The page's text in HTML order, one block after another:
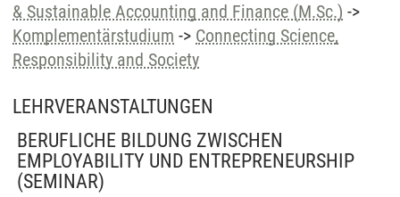
& Sustainable Accounting and Finance (M.Sc.) ->
Komplementärstudium -> Connecting Science,
Responsibility and Society
LEHRVERANSTALTUNGEN
BERUFLICHE BILDUNG ZWISCHEN
EMPLOYABILITY UND ENTREPRENEURSHIP
(SEMINAR)